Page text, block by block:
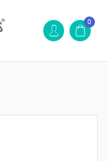
0